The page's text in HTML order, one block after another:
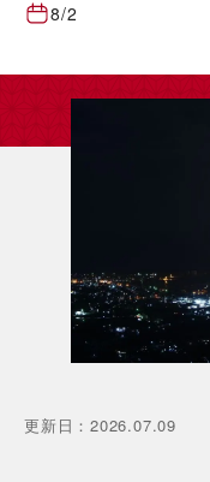
8/2
更新日 ：2026.07.09